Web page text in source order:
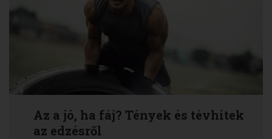
Az a jó, ha fáj? Tények és tévhitek
az edzésről